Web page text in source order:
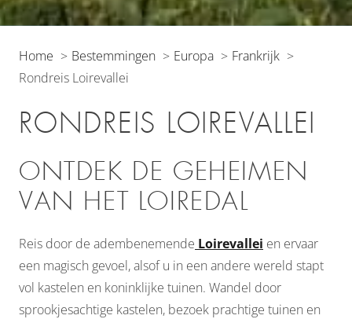
Home Bestemmingen Europa
Frankrijk
Rondreis Loirevallei
RONDREIS LOIREVALLEI
ONTDEK DE GEHEIMEN
VAN HET LOIREDAL
Reis door de adembenemende Loirevallei en ervaar
een magisch gevoel, alsof u in een andere wereld stapt
vol kastelen en koninklijke tuinen. Wandel door
sprookjesachtige kastelen, bezoek prachtige tuinen en